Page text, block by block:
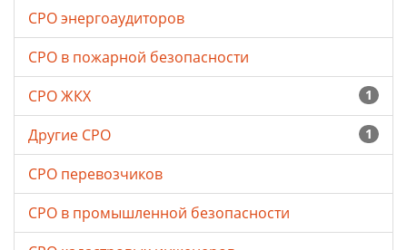
СРО энергоаудиторов
СРО в пожарной безопасности
1
СРО ЖКХ
1
Другие СРО
СРО перевозчиков
СРО в промышленной безопасности